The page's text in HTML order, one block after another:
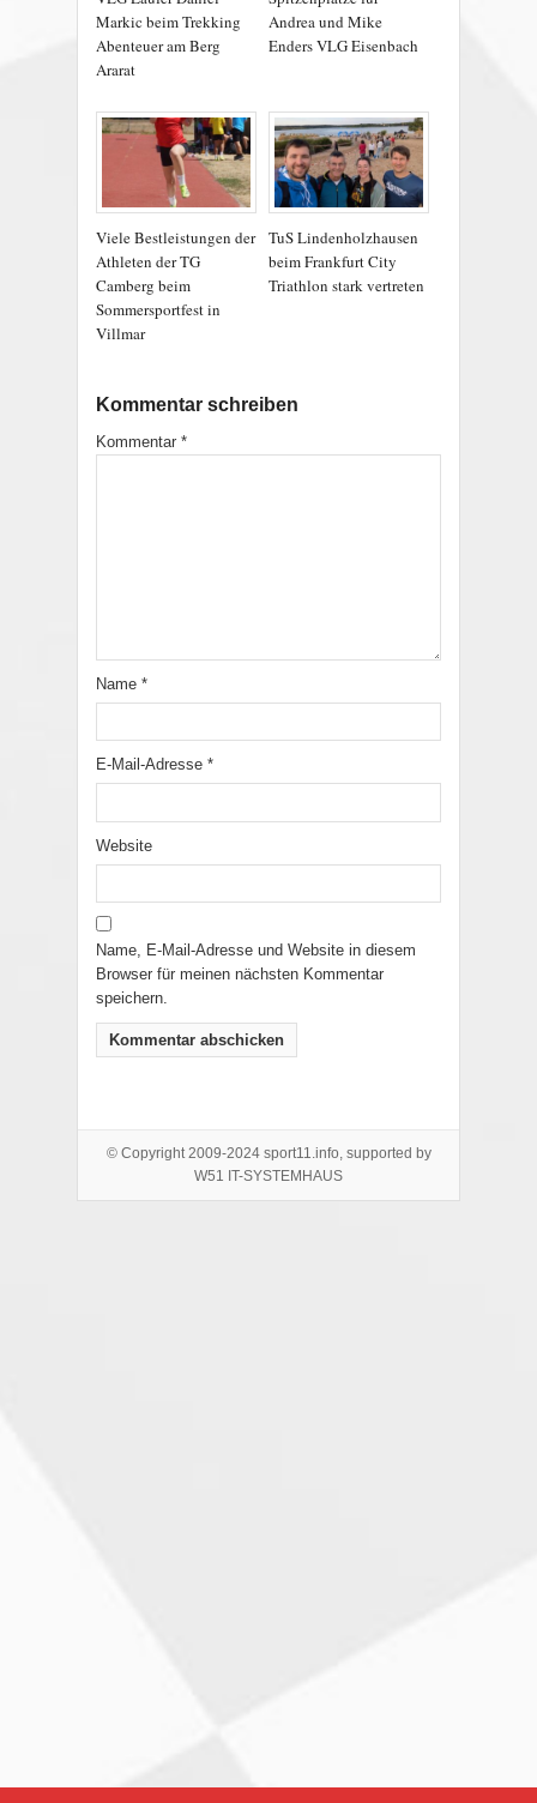
Markic beim Trekking
Abenteuer am Berg
Ararat
Andrea und Mike
Enders VLG Eisenbach
Viele Bestleistungen der
Athleten der TG
Camberg beim
Sommersportfest in
Villmar
TuS Lindenholzhausen
beim Frankfurt City
Triathlon stark vertreten
Kommentar schreiben
Kommentar *
Name *
E-Mail-Adresse *
Website
Name, E-Mail-Adresse und Website in diesem
Browser für meinen nächsten Kommentar
speichern.
© Copyright 2009-2024 sport11.info, supported by
W51 IT-SYSTEMHAUS